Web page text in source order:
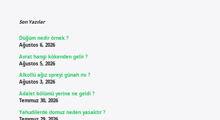
Son Yazılar
Düğüm nedir örnek ?
Ağustos 6, 2026
Avrat hangi kökenden gelir ?
Ağustos 5, 2026
Alkollü ağız spreyi günah mı ?
Ağustos 3, 2026
Adalet bölümü yerine ne geldi ?
Temmuz 30, 2026
Yahudilerde domuz neden yasaktır ?